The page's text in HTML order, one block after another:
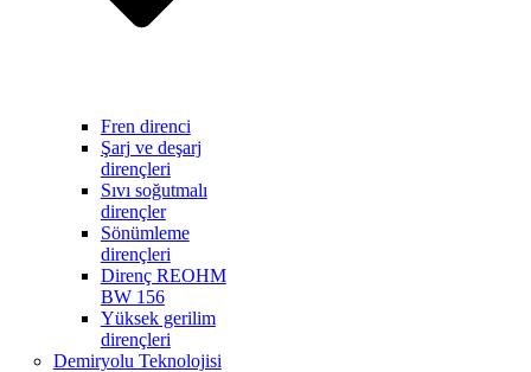
Fren direnci
Şarj ve deşarj
dirençleri
Sıvı soğutmalı
dirençler
Sönümleme
dirençleri
Direnç REOHM
BW 156
Yüksek gerilim
dirençleri
Demiryolu Teknolojisi